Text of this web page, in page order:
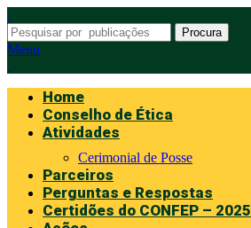
Procura
Menu
Home
Conselho de Ética
Atividades
Cerimonial de Posse
Parceiros
Perguntas e Respostas
Certidões do CONFEP – 2025